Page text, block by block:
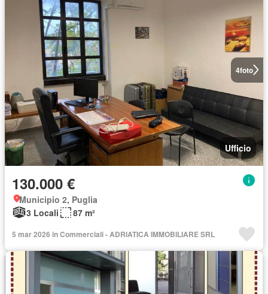
4foto
Ufficio
130.000 €
Municipio 2, Puglia
3 Locali
87 m²
5 mar 2026 in Commerciali - ADRIATICA IMMOBILIARE SRL